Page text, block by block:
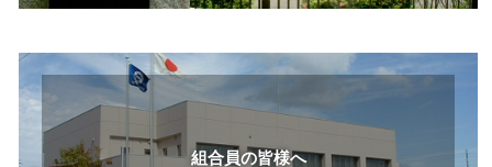
組合員の皆様へ